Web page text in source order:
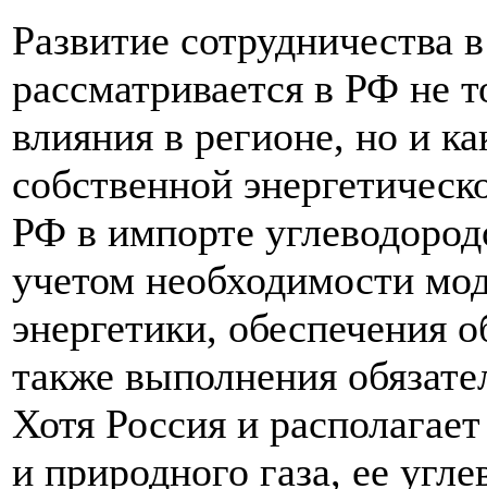
Развитие сотрудничества
рассматривается в РФ не
влияния в регионе, но и
собственной
РФ в импорте
учетом необходимости
энергетики, обеспечения
также выполнения
Хотя Россия и
и природного газа, ее